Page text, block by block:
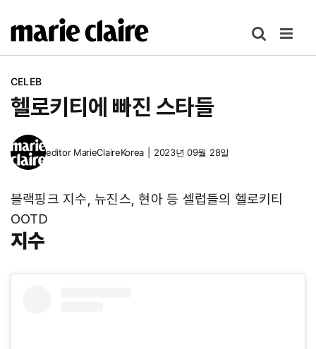
텐
건CELEB
헬로키티에 빠진 스타들
editor MarieClaireKorea 2023년 09월 28일
블랙핑크 지수, 뉴진스, 현아 등 셀럽들의 헬로키티
OOTD
지수